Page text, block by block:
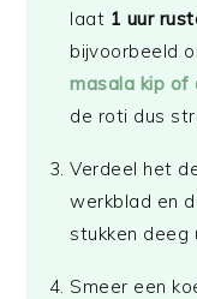
laat 1 uur
bijvoorbeeld
masala kip of
de roti dus
Verdeel het
werkblad en
stukken deeg
Smeer een